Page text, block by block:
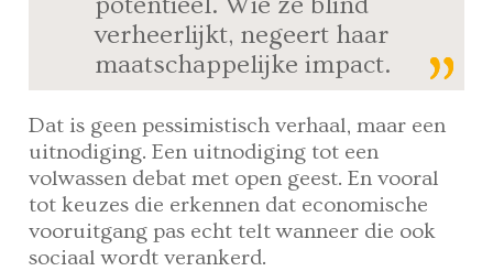
verheerlijkt, negeert haar
maatschappelijke impact.
Dat is geen pessimistisch verhaal, maar een
uitnodiging. Een uitnodiging tot een
volwassen debat met open geest. En vooral
tot keuzes die erkennen dat economische
vooruitgang pas echt telt wanneer die ook
sociaal wordt verankerd.